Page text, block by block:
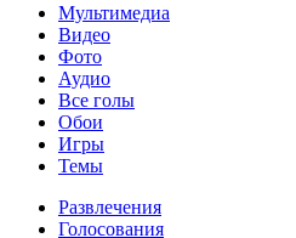
Мультимедиа
Видео
Фото
Аудио
Все голы
Обои
Игры
Темы
Развлечения
Голосования